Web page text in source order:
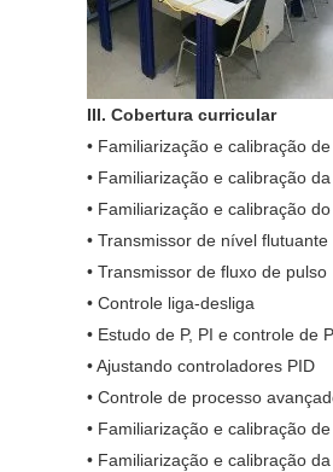
III. Cobertura curricular
• Familiarização e calibração
• Familiarização e calibração
• Familiarização e calibração
• Transmissor de nível flutuante
• Transmissor de fluxo de pulso
• Controle liga-desliga
• Estudo de P, PI e controle de
• Ajustando controladores PID
• Controle de processo
• Familiarização e calibração
• Familiarização e calibração